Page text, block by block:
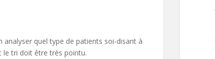
analyser quel type de patients soi-disant à
le tri doit être très pointu.